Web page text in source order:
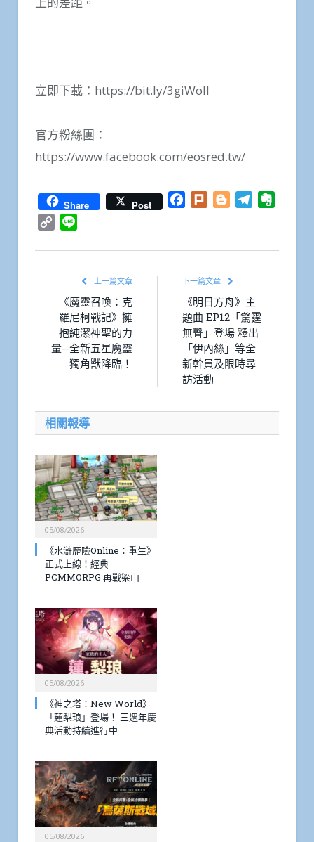
立即下載：https://bit.ly/3giWoIl
官方粉絲團：
https://www.facebook.com/eosred.tw/
Share Post Facebook
Plurk BloggerTelegram
Copy
上一篇文章
《魔靈召喚：克
羅尼柯戰記》擁
抱純潔神聖的力
量─全新五星魔靈
獨角獸降臨！
下一篇文章
《明日方舟》主
題曲 EP12「驚霆
無聲」登場 釋出
「伊內絲」等全
新幹員及限時尋
訪活動
相關報導
05/08/2026
《水滸歷險Online：重生》
正式上線！經典
PCMMORPG 再戰梁山
05/08/2026
《神之塔：New World》
「蓮梨琅」登場！ 三週年慶
典活動持續進行中
05/08/2026